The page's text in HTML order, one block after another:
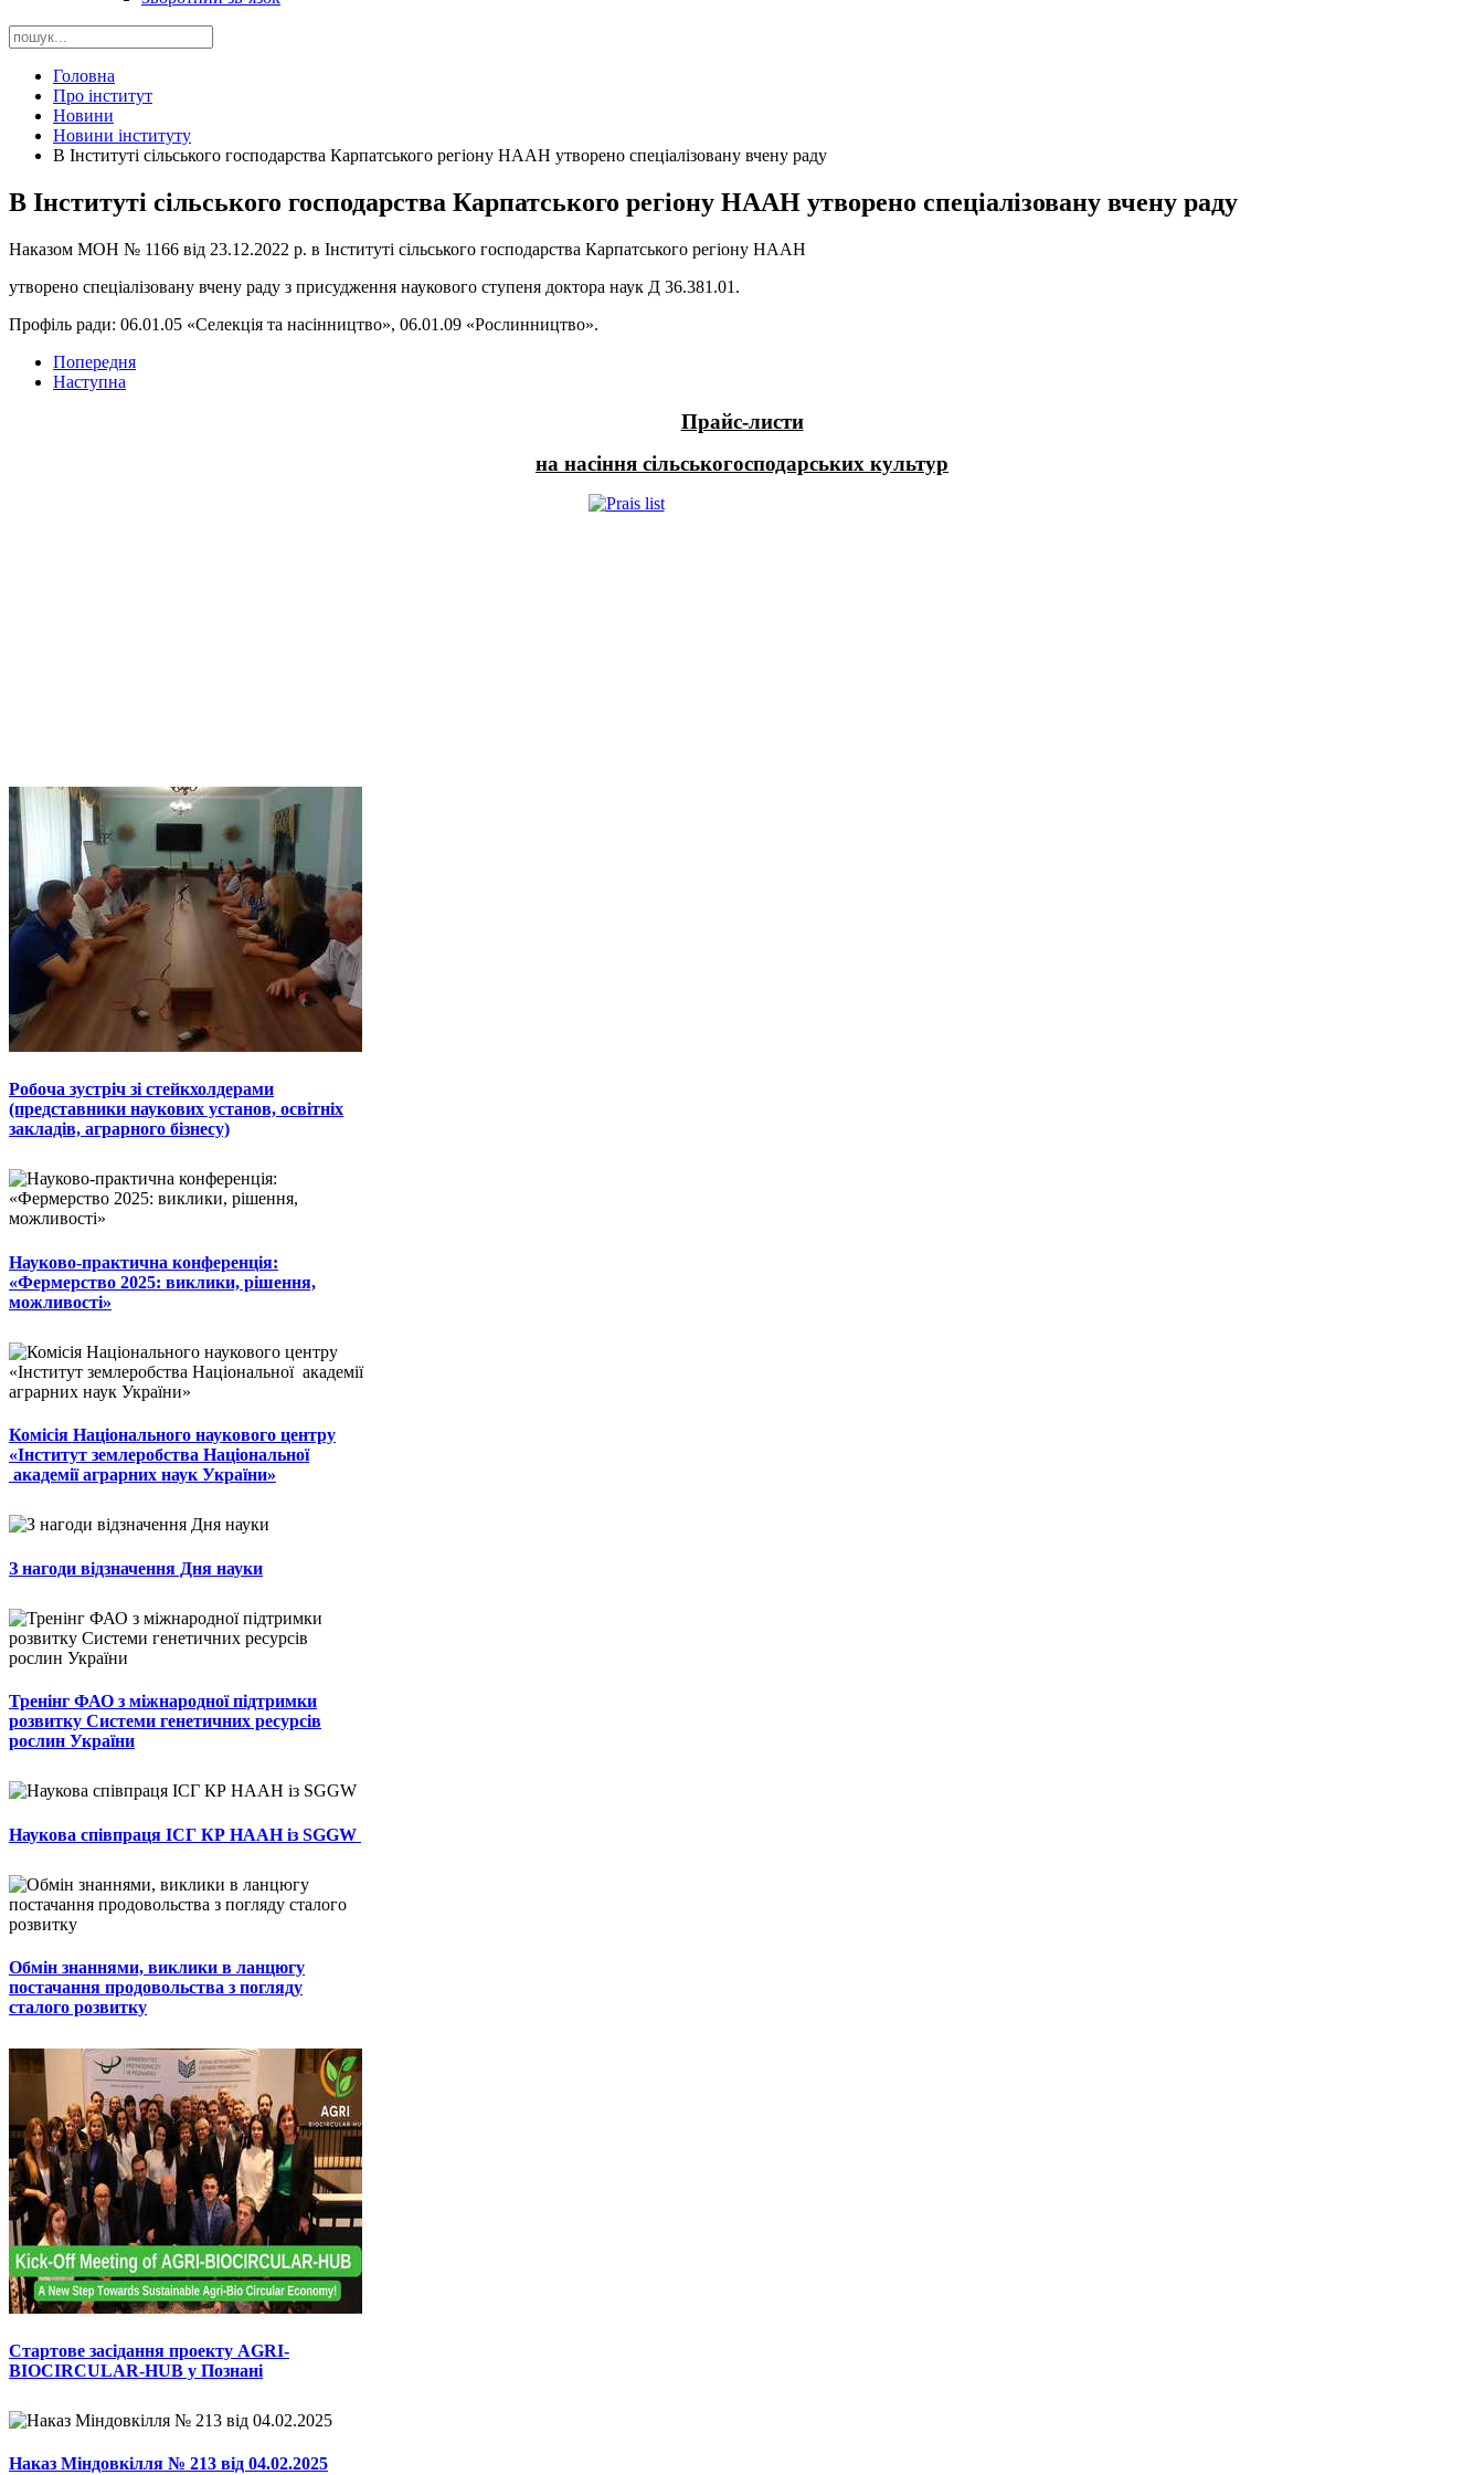
Головна
Про інститут
Новини
Новини інституту
В Інституті сільського господарства Карпатського регіону НААН утворено спеціалізовану вчену раду
В Інституті сільського господарства Карпатського регіону НААН утворено спеціалізовану вчену раду
Наказом МОН № 1166 від 23.12.2022 р. в Інституті сільського господарства Карпатського регіону НААН
утворено спеціалізовану вчену раду з присудження наукового ступеня доктора наук Д 36.381.01.
Профіль ради: 06.01.05 «Селекція та насінництво», 06.01.09 «Рослинництво».
Попередня
Наступна
Прайс-листи
на насіння сільськогосподарських культур
Робоча зустріч зі стейкхолдерами
(представники наукових установ, освітніх
закладів, аграрного бізнесу)
Науково-практична конференція:
«Фермерство 2025: виклики, рішення,
можливості»
Комісія Національного наукового центру
«Інститут землеробства Національної
академії аграрних наук України»
З нагоди відзначення Дня науки
Тренінг ФАО з міжнародної підтримки
розвитку Системи генетичних ресурсів
рослин України
Наукова співпраця ІСГ КР НААН із SGGW
Обмін знаннями, виклики в ланцюгу
постачання продовольства з погляду
сталого розвитку
Стартове засідання проекту AGRI-
BIOCIRCULAR-HUB у Познані
Наказ Міндовкілля № 213 від 04.02.2025